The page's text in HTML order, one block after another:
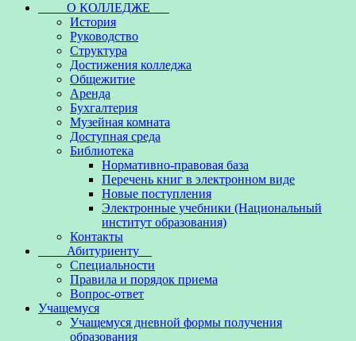
О КОЛЛЕДЖЕ
История
Руководство
Структура
Достижения колледжа
Общежитие
Аренда
Бухгалтерия
Музейная комната
Доступная среда
Библиотека
Нормативно-правовая база
Перечень книг в электронном виде
Новые поступления
Электронные учебники (Национальный
институт образования)
Контакты
Абитуриенту
Специальности
Правила и порядок приема
Вопрос-ответ
Учащемуся
Учащемуся дневной формы получения
образования